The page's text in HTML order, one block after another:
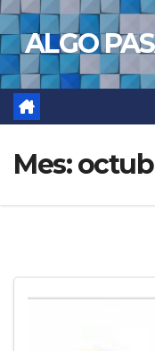
Saltar
al
contenido
ALGO
Mes: